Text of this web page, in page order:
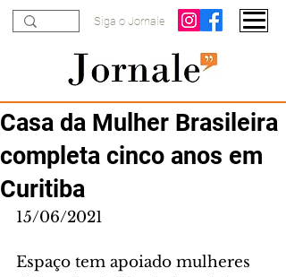
Siga o Jornale
Casa da Mulher Brasileira
completa cinco anos em
Curitiba
15/06/2021
Espaço tem apoiado mulheres